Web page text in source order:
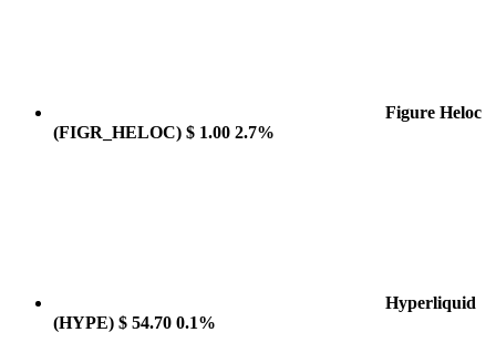
Figure Heloc
(FIGR_HELOC) $ 1.00 2.7%
Hyperliquid
(HYPE) $ 54.70 0.1%